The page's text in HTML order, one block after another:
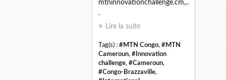
mtninnovationchallenge.cm,..
.
Lire la suite
Tag(s) : #MTN Congo, #MTN
Cameroun, #Innovation
challenge, #Cameroun,
#Congo-Brazzaville,